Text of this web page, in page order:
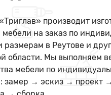
производит
мебели на заказ по
размерам в Реутове и
области. Мы выполняем
мебели по
замер → эскиз → проект